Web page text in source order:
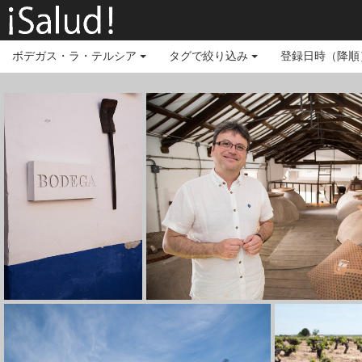
ボデガス・ラ・テルシア タグで絞り込み 登録日時（降